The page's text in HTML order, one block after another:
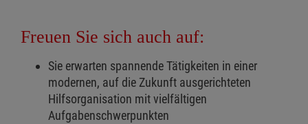
Freuen Sie sich auch auf:
Sie erwarten spannende Tätigkeiten in einer
modernen, auf die Zukunft ausgerichteten
Hilfsorganisation mit vielfältigen
Aufgabenschwerpunkten